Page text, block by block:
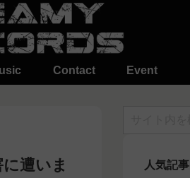
Contact Event
遭いま
人気記事